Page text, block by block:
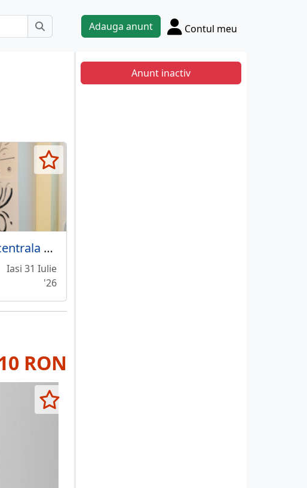
Adauga anunt Contul meu
Masca centrala termica Waves.
Iasi 31 Iulie
'26
RON
Anunt inactiv